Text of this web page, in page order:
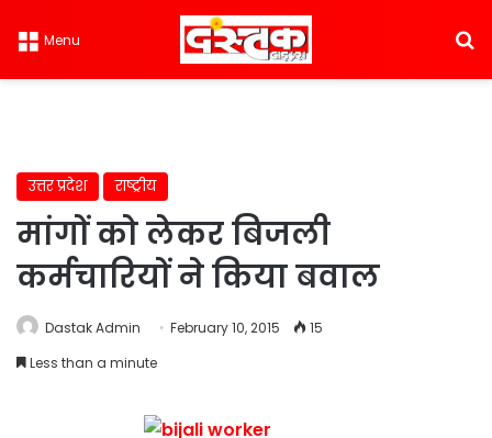
Menu
उत्तर प्रदेश राष्ट्रीय
मांगों को लेकर बिजली
कर्मचारियों ने किया बवाल
Dastak Admin February 10, 2015
15
Less than a minute